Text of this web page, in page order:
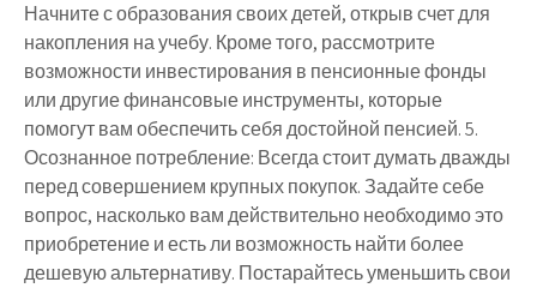
Начните с образования своих детей, открыв счет для
накопления на учебу. Кроме того, рассмотрите
возможности инвестирования в пенсионные фонды
или другие финансовые инструменты, которые
помогут вам обеспечить себя достойной пенсией. 5.
Осознанное потребление: Всегда стоит думать дважды
перед совершением крупных покупок. Задайте себе
вопрос, насколько вам действительно необходимо это
приобретение и есть ли возможность найти более
дешевую альтернативу. Постарайтесь уменьшить свои